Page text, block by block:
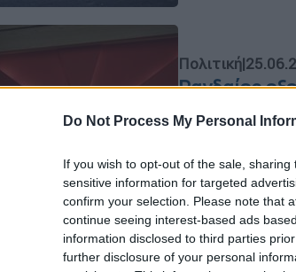
Do Not Process My Personal
If you wish to opt-out of the sale,
sensitive information for targeted
confirm your selection. Please note that
continue seeing interest-based ads
information disclosed to third parties
further disclosure of your personal
Πολιτική|
Ραγδαίες
προέδρου
Τι